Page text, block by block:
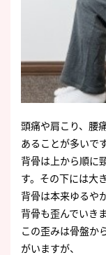
頭痛や肩こり、腰
あることが多いです
背骨は上から順に
す。その下には大
背骨は本来ゆるや
背骨も歪んでいきま
この歪みは骨盤か
がいますが、